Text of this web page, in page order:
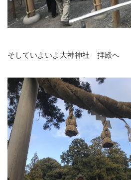
そしていよいよ大神神社 拝殿へ